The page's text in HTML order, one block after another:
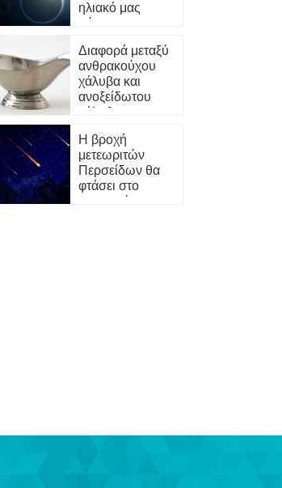
ηλιακό μας
σύστημα;
Διαφορά μεταξύ
ανθρακούχου
χάλυβα και
ανοξείδωτου
χάλυβα
Η βροχή
μετεωριτών
Περσείδων θα
φτάσει στο
αποκορύφωμά